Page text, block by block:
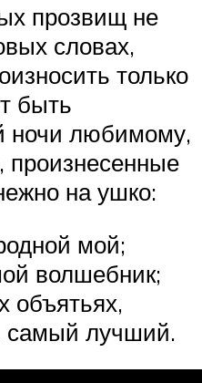
прозвищ не
словах,
только
быть
ночи любимому,
произнесенные
на ушко:
мой;
волшебник;
объятьях,
самый лучший.